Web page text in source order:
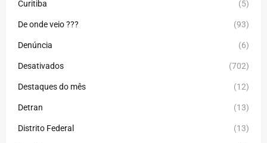
Curitiba (5)
De onde veio ??? (93)
Denúncia (6)
Desativados (702)
Destaques do mês (12)
Detran (13)
Distrito Federal (13)